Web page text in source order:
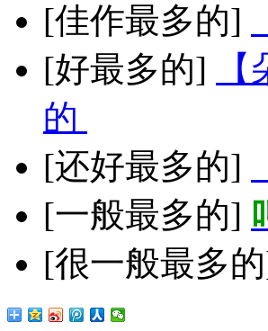
[佳作最多的]
[好最多的]
的
[还好最多的]
[一般最多的]
[很一般最多